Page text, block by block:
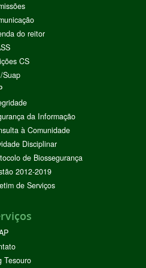
do reitor
CS
Suap
da Informação
à Comunidade
Disciplinar
de Biossegurança
2012-2019
de Serviços
Tesouro